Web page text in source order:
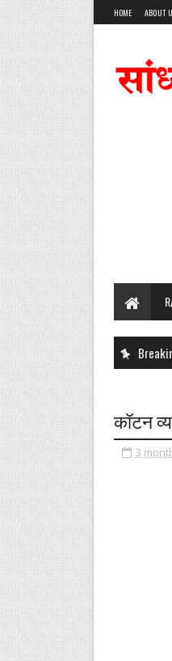
HOME ABOUT
कॉटन
3